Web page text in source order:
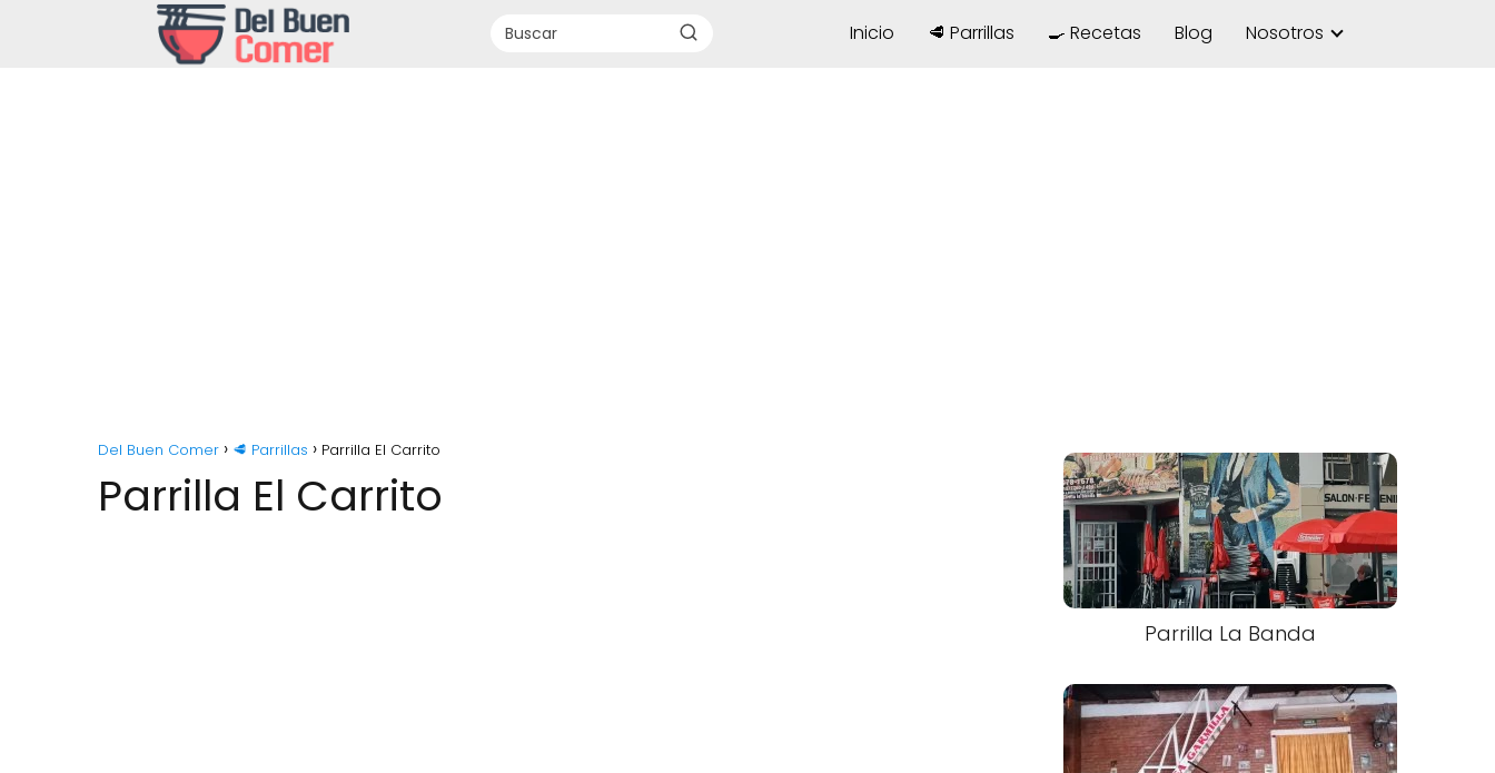
Inicio 🥩 Parrillas 🍳 Recetas Blog Nosotros
Del Buen Comer 🥩 Parrillas Parrilla El Carrito
Parrilla El Carrito
Parrilla La Banda